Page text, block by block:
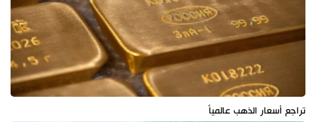
تراجع أسعار الذهب عالمياً